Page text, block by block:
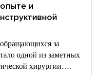
и
за
одной из заметных
хирургии….